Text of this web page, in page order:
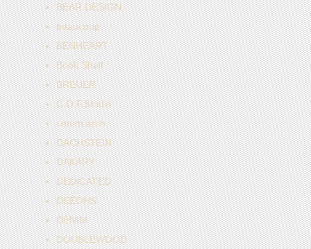
BEAR DESIGN
beaucoup
BENHEART
Book Shelf
BREUER
C.O.F.Studio
comm.arch
DACHSTEIN
DAKARY
DEDICATED
DEEOHS
DENIM
DOUBLEWOOD